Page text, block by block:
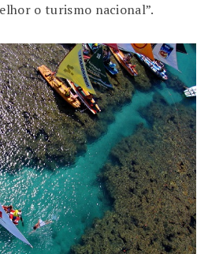
o turismo nacional”.